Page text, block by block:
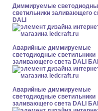
Диммируемые
светильники заливающего
DALI
Аварийные диммируемые
светодиодные светильники
заливающего света DALI
Аварийные диммируемые
светодиодные светильники
заливающего света DALI